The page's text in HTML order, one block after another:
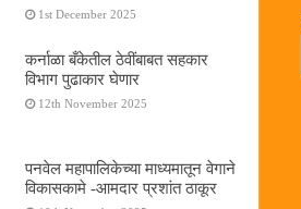
1st December 2025
कर्नाळा बँकेतील ठेवींबाबत सहकार
विभाग पुढाकार घेणार
12th November 2025
पनवेल महापालिकेच्या माध्यमातून वेगाने
विकासकामे -आमदार प्रशांत ठाकूर